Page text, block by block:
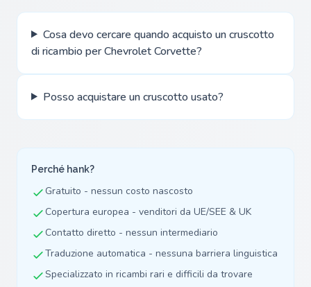
Cosa devo cercare quando acquisto un cruscotto
di ricambio per Chevrolet Corvette?
Posso acquistare un cruscotto usato?
Perché hank?
Gratuito - nessun costo nascosto
Copertura europea - venditori da UE/SEE & UK
Contatto diretto - nessun intermediario
Traduzione automatica - nessuna barriera linguistica
Specializzato in ricambi rari e difficili da trovare